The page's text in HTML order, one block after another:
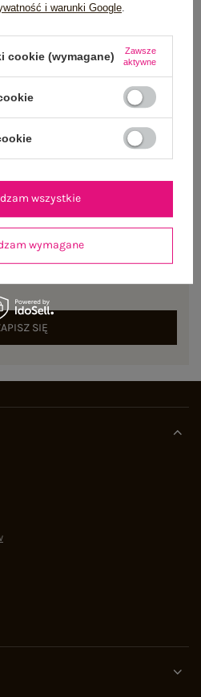
i otrzymaj 15% zniżki na
SIĘ
i warunki Google
cookie (wymagane)
Zawsze
aktywne
wymagane
wszystkie